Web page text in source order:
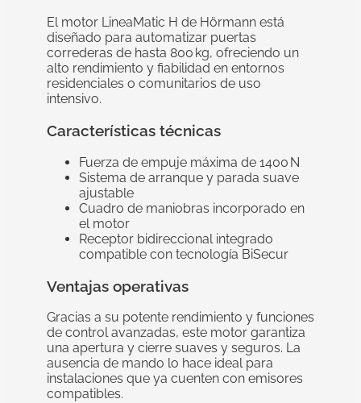
El motor LineaMatic H de Hörmann está
diseñado para automatizar puertas
correderas de hasta 800 kg, ofreciendo un
alto rendimiento y fiabilidad en entornos
residenciales o comunitarios de uso
intensivo.
Características técnicas
Fuerza de empuje máxima de 1400 N
Sistema de arranque y parada suave
ajustable
Cuadro de maniobras incorporado en
el motor
Receptor bidireccional integrado
compatible con tecnología BiSecur
Ventajas operativas
Gracias a su potente rendimiento y funciones
de control avanzadas, este motor garantiza
una apertura y cierre suaves y seguros. La
ausencia de mando lo hace ideal para
instalaciones que ya cuenten con emisores
compatibles.